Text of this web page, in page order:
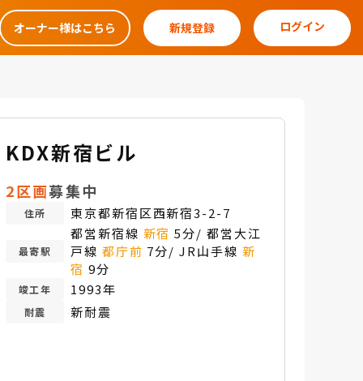
オーナー様はこちら 新規登録 ログイン
KDX新宿ビル
2区画募集中
住所 東京都新宿区西新宿3-2-7
最寄駅
都営新宿線 新宿 5分/ 都営大江
戸線 都庁前 7分/ JR山手線 新
宿 9分
竣工年 1993年
耐震 新耐震